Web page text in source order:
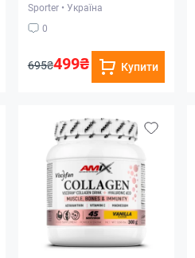
Sporter • Україна
0
695₴499₴ Купити